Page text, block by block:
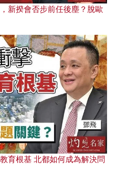
新揆會否步前任後塵？脫歐
育根基 北都如何成為解決問